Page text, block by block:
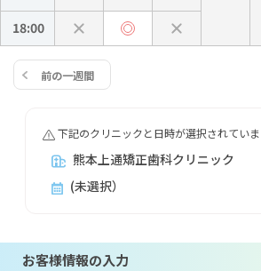
18:00
前の一週間
下記のクリニックと日時が選択されていま
熊本上通矯正歯科クリニック
(未選択）
お客様情報の入力